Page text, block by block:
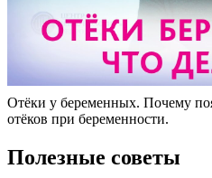
Отёки у беременных. Почему
отёков при беременности.
Полезные советы